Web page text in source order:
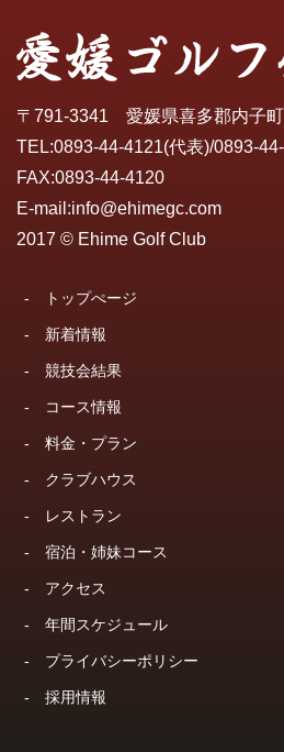
〒791-3341 愛媛県喜多郡内子
TEL:0893-44-4121(代表)/0893-
FAX:0893-44-4120
E-mail:info@ehimegc.com
2017 © Ehime Golf Club
- トップぺージ
- 新着情報
- 競技会結果
- コース情報
- 料金・プラン
- クラブハウス
- レストラン
- 宿泊・姉妹コース
- アクセス
- 年間スケジュール
- プライバシーポリシー
- 採用情報